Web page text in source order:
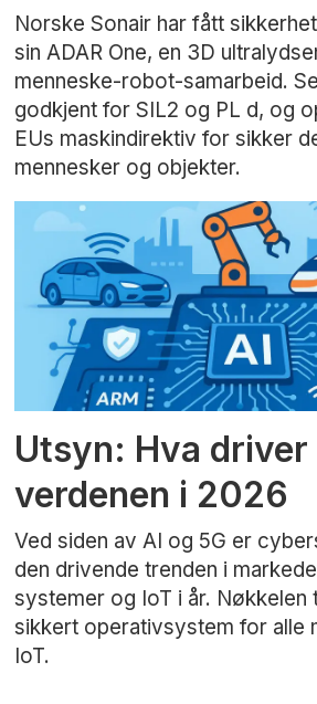
Norske Sonair har fått
sin ADAR One, en 3D
menneske-robot-samarbeid.
godkjent for SIL2 og PL d, og
EUs maskindirektiv for sikker
mennesker og objekter.
Utsyn: Hva driver
verdenen i 2026
Ved siden av AI og 5G er
den drivende trenden i
systemer og IoT i år. Nøkkelen
sikkert operativsystem for alle
IoT.